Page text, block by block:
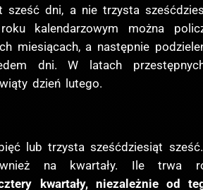
sześć dni, a nie trzysta
kalendarzowym można
miesiącach, a następnie
dni. W latach
dzień lutego.
lub trzysta sześćdziesiąt
na kwartały. Ile
kwartały, niezależnie od